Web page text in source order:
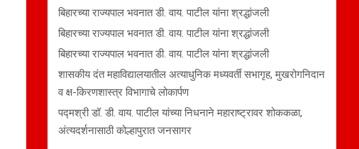
बिहारच्या राज्यपाल भवनात डी. वाय. पाटील यांना श्रद्धांजली
बिहारच्या राज्यपाल भवनात डी. वाय. पाटील यांना श्रद्धांजली
बिहारच्या राज्यपाल भवनात डी. वाय. पाटील यांना श्रद्धांजली
शासकीय दंत महाविद्यालयातील अत्याधुनिक मध्यवर्ती सभागृह, मुखरोगनिदान
व क्ष-किरणशास्त्र विभागाचे लोकार्पण
पद्मश्री डॉ. डी. वाय. पाटील यांच्या निधनाने महाराष्ट्रावर शोककळा,
अंत्यदर्शनासाठी कोल्हापुरात जनसागर